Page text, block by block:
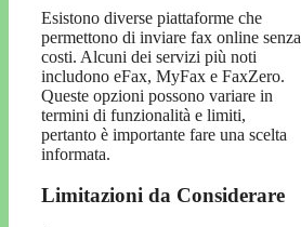
Esistono diverse piattaforme che
permettono di inviare fax online senza
costi. Alcuni dei servizi più noti
includono eFax, MyFax e FaxZero.
Queste opzioni possono variare in
termini di funzionalità e limiti,
pertanto è importante fare una scelta
informata.
Limitazioni da Considerare